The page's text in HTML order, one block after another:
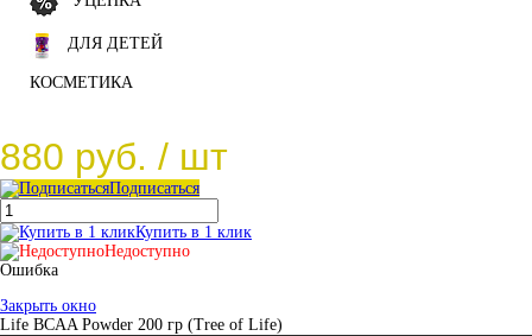
ДЛЯ ДЕТЕЙ
КОСМЕТИКА
880 руб. / шт
Подписаться
Купить в 1 клик
Недоступно
Ошибка
Закрыть окно
Life BCAA Powder 200 гр (Tree of Life)